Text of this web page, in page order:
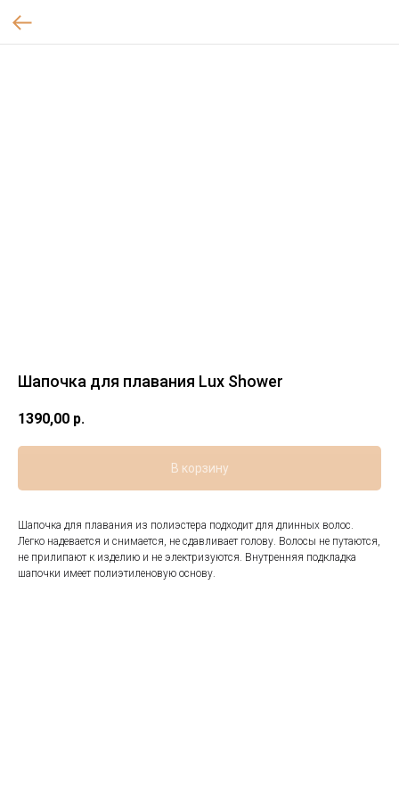
Шапочка для плавания Lux Shower
1390,00 р.
В корзину
Шапочка для плавания из полиэстера подходит для длинных волос.
Легко надевается и снимается, не сдавливает голову. Волосы не путаются,
не прилипают к изделию и не электризуются. Внутренняя подкладка
шапочки имеет полиэтиленовую основу.